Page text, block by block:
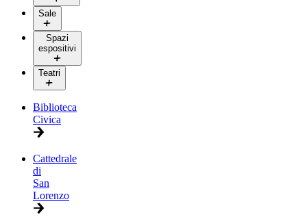
Sale
Spazi
espositivi
Teatri
Biblioteca
Civica
Cattedrale
di
San
Lorenzo